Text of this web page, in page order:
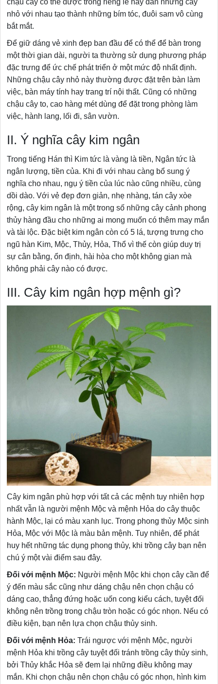
nhỏ với nhau tạo thành những bím tóc, đuôi sam vô cùng
bắt mắt.
Để giữ dáng vẻ xinh đẹp ban đầu để có thể để bàn trong
một thời gian dài, người ta thường sử dụng phương pháp
đặc trưng để ức chế phát triển ở một mức độ nhất định.
Những chậu cây nhỏ này thường được đặt trên bàn làm
việc, bàn máy tính hay trang trí nội thất. Cũng có những
chậu cây to, cao hàng mét dùng để đặt trong phòng làm
việc, hành lang, lối đi, sân vườn.
II. Ý nghĩa cây kim ngân
Trong tiếng Hán thì Kim tức là vàng là tiền, Ngân tức là
ngân lượng, tiền của. Khi đi với nhau càng bổ sung ý
nghĩa cho nhau, ngụ ý tiền của lúc nào cũng nhiều, cùng
dồi dào. Với vẻ đẹp đơn giản, nhẹ nhàng, tán cây xòe
rộng, cây kim ngân là một trong số những cây cảnh phong
thủy hàng đầu cho những ai mong muốn có thêm may mắn
và tài lộc. Đặc biệt kim ngân còn có 5 lá, tượng trưng cho
ngũ hàn Kim, Mộc, Thủy, Hỏa, Thổ vì thế còn giúp duy trị
sự cân bằng, ổn định, hài hòa cho một không gian mà
không phải cây nào có được.
III. Cây kim ngân hợp mệnh gì?
Cây kim ngân phù hợp với tất cả các mệnh tuy nhiên hợp
nhất vẫn là người mệnh Mộc và mệnh Hỏa do cây thuộc
hành Mộc, lại có màu xanh lục. Trong phong thủy Mộc sinh
Hỏa, Mộc với Mộc là màu bản mệnh. Tuy nhiên, để phát
huy hết những tác dụng phong thủy, khi trồng cây bạn nên
chú ý một vài điểm sau đây.
Đối với mệnh Mộc: Người mệnh Mộc khi chọn cây cần để
ý đến màu sắc cũng như dáng chậu nên chọn chậu có
dáng cao, thẳng đứng hoặc uốn cong kiểu cách, tuyệt đối
không nên trồng trong chậu tròn hoặc có góc nhọn. Nếu có
điều kiện, bạn nên lựa chọn chậu thủy sinh.
Đối với mệnh Hỏa: Trái ngược với mệnh Mộc, người
mệnh Hỏa khi trồng cây tuyệt đối tránh trồng cây thủy sinh,
bởi Thủy khắc Hỏa sẽ đem lại những điều không may
mắn. Khi chọn chậu nên chọn chậu có góc nhọn, hình kim